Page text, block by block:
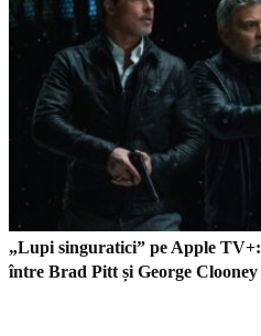
„Lupi singuratici” pe Apple
între Brad Pitt și George Clooney